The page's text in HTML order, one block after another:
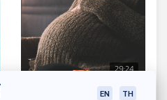
29:24
EN TH